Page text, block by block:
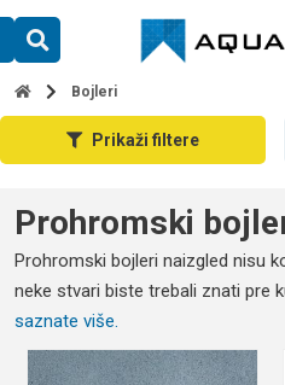
content
Bojleri
Prikaži filtere
Prohromski
Prohromski bojleri naizgled nisu
neke stvari biste trebali znati pre
saznate više.